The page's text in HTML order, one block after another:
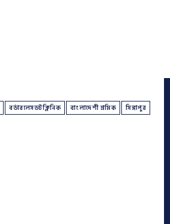
বর্ডারলেসডটক্লিনিক বাংলাদেশী শ্রমিক সিঙ্গাপুর